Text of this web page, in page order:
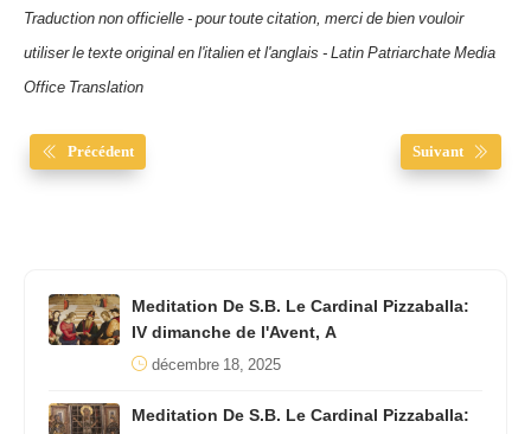
Traduction non officielle - pour toute citation, merci de bien vouloir
utiliser le texte original en l'italien et l'anglais - Latin Patriarchate Media
Office Translation
Précédent Suivant
Meditation De S.B. Le Cardinal Pizzaballa:
IV dimanche de l'Avent, A
décembre 18, 2025
Meditation De S.B. Le Cardinal Pizzaballa: